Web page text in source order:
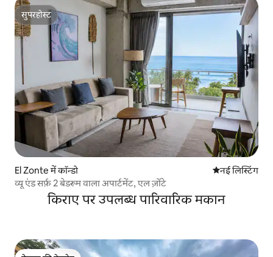
सुपरहोस्ट
सुपरहोस्ट
El Zonte में कॉन्डो ठहरने की नई
नई लिस्टिंग
व्यू एंड सर्फ़ 2 बेडरूम वाला अपार्टमेंट, एल ज़ोंटे
किराए पर उपलब्ध पारिवारिक मकान